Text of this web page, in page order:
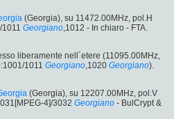
(Georgia), su 11472.00MHz, pol.H
Georgiano,1012 - In chiaro - FTA.
liberamente nell´etere (11095.00MHz,
1011 Georgiano,1020 Georgiano).
(Georgia), su 12207.00MHz, pol.V
4]/3032 Georgiano - BulCrypt &